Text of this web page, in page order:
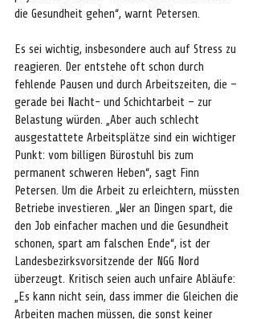
die Gesundheit gehen“, warnt Petersen.
Es sei wichtig, insbesondere auch auf Stress zu
reagieren. Der entstehe oft schon durch
fehlende Pausen und durch Arbeitszeiten, die –
gerade bei Nacht- und Schichtarbeit – zur
Belastung würden. „Aber auch schlecht
ausgestattete Arbeitsplätze sind ein wichtiger
Punkt: vom billigen Bürostuhl bis zum
permanent schweren Heben“, sagt Finn
Petersen. Um die Arbeit zu erleichtern, müssten
Betriebe investieren. „Wer an Dingen spart, die
den Job einfacher machen und die Gesundheit
schonen, spart am falschen Ende“, ist der
Landesbezirksvorsitzende der NGG Nord
überzeugt. Kritisch seien auch unfaire Abläufe:
„Es kann nicht sein, dass immer die Gleichen die
Arbeiten machen müssen, die sonst keiner